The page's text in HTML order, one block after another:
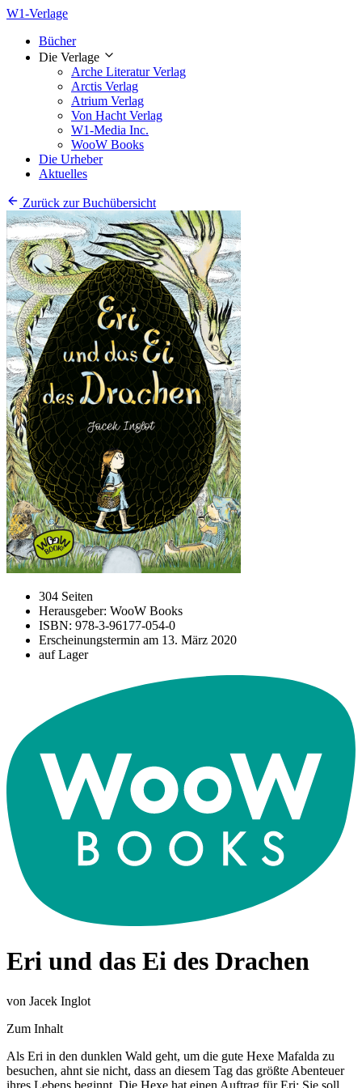
W1-Verlage
Bücher
Die Verlage
Arche Literatur Verlag
Arctis Verlag
Atrium Verlag
Von Hacht Verlag
W1-Media Inc.
WooW Books
Die Urheber
Aktuelles
Zurück zur Buchübersicht
304 Seiten
Herausgeber: WooW Books
ISBN: 978-3-96177-054-0
Erscheinungstermin am 13. März 2020
auf Lager
Eri und das Ei des Drachen
von Jacek Inglot
Zum Inhalt
Als Eri in den dunklen Wald geht, um die gute Hexe Mafalda zu
besuchen, ahnt sie nicht, dass an diesem Tag das größte Abenteuer
ihres Lebens beginnt. Die Hexe hat einen Auftrag für Eri: Sie soll